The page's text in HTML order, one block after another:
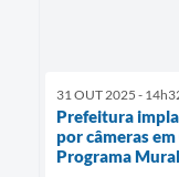
31 OUT 2025 -
Prefeitura
por câmeras
Programa